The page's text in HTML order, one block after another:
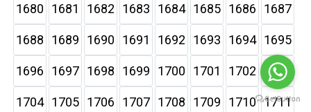
1680 1681 1682 1683 1684 1685 1686 1687
1688 1689 1690 1691 1692 1693 1694 1695
1696 1697 1698 1699 1700 1701 1702 1703
1704 1705 1706 1707 1708 1709 1710 1711